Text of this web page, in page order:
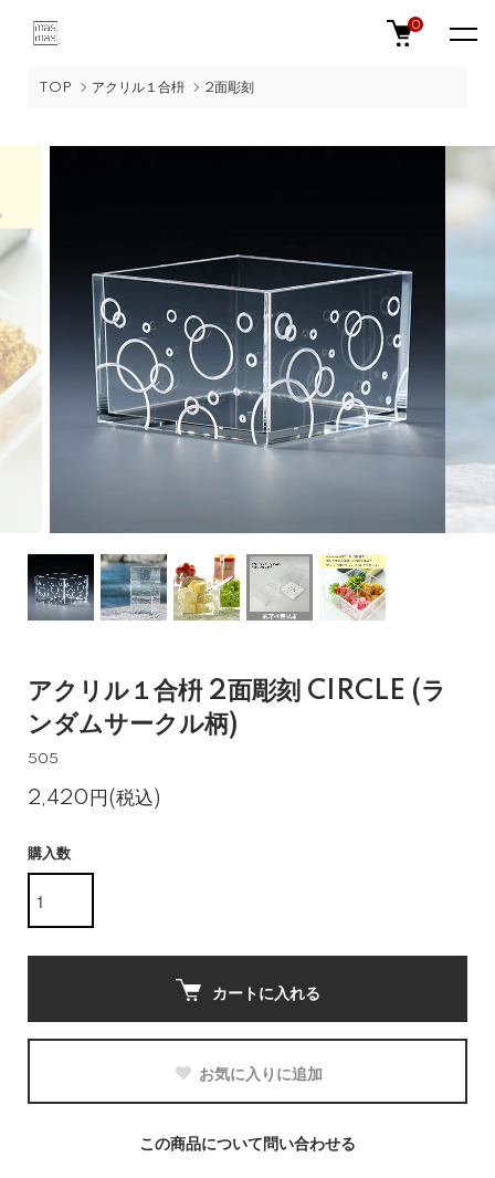
0
TOP アクリル１合枡 2面彫刻
アクリル１合枡 2面彫刻 CIRCLE (ラ
ンダムサークル柄)
505
2,420円(税込)
購入数
カートに入れる
お気に入りに追加
この商品について問い合わせる